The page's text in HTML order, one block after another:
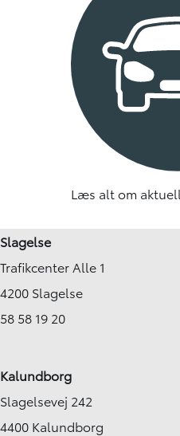
Læs alt om
Slagelse
Trafikcenter Alle 1
4200 Slagelse
58 58 19 20
Kalundborg
Slagelsevej 242
4400 Kalundborg